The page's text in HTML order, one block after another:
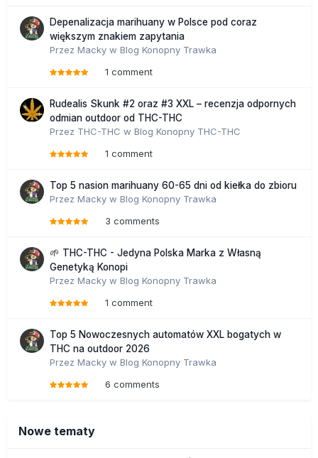
Depenalizacja marihuany w Polsce pod coraz
większym znakiem zapytania
Przez Macky w Blog Konopny Trawka
1 comment
Rudealis Skunk #2 oraz #3 XXL – recenzja odpornych
odmian outdoor od THC-THC
Przez THC-THC w Blog Konopny THC-THC
1 comment
Top 5 nasion marihuany 60-65 dni od kiełka do zbioru
Przez Macky w Blog Konopny Trawka
3 comments
🌱 THC-THC - Jedyna Polska Marka z Własną
Genetyką Konopi
Przez Macky w Blog Konopny Trawka
1 comment
Top 5 Nowoczesnych automatów XXL bogatych w
THC na outdoor 2026
Przez Macky w Blog Konopny Trawka
6 comments
Nowe tematy